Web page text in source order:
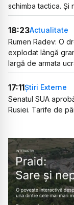
schimba tactica. Și
18:23Actualitate
Rumen Radev: O
explodat lângă
largă de armata
17:11Știri Externe
Senatul SUA
Rusiei. Tarife de